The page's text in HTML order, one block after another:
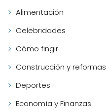
Alimentación
Celebridades
Cómo fingir
Construcción y reformas
Deportes
Economía y Finanzas